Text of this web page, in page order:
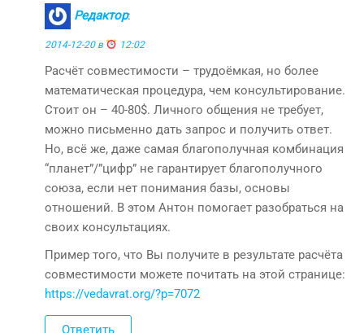
Редактор:
2014-12-20 в 12:02
Расчёт совместимости – трудоёмкая, но более
математическая процедура, чем консультирование.
Стоит он – 40-80$. Личного общения не требует,
можно письменно дать запрос и получить ответ.
Но, всё же, даже самая благополучная комбинация
“планет”/”цифр” не гарантирует благополучного
союза, если нет понимания базы, основы
отношений. В этом Антон помогает разобраться на
своих консультациях.
Пример того, что Вы получите в результате расчёта
совместимости можете почитать на этой странице:
https://vedavrat.org/?p=7072
Ответить